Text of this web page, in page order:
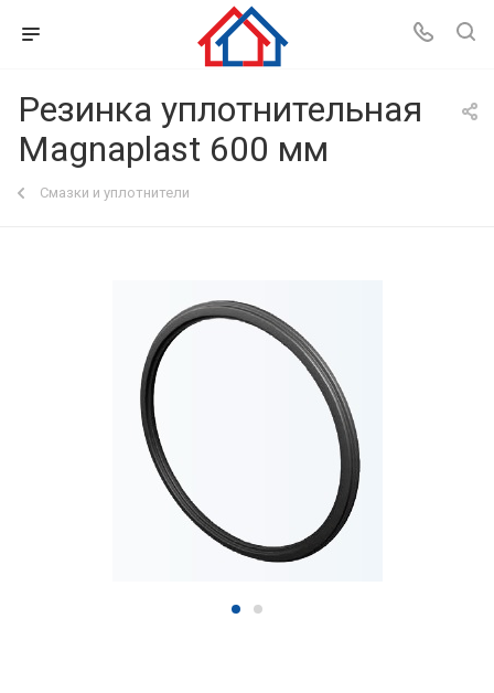
Резинка уплотнительная
Magnaplast 600 мм
Смазки и уплотнители